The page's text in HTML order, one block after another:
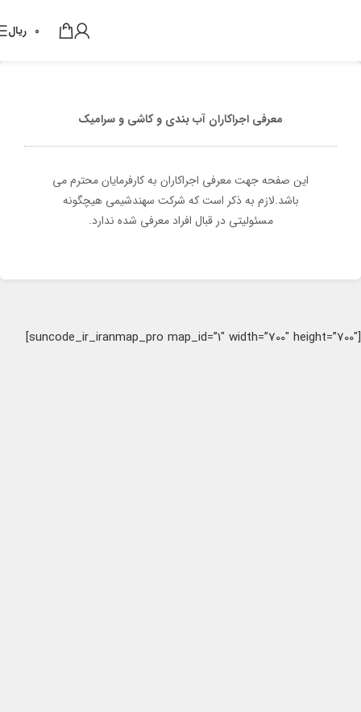
0 ریال
معرفی اجراکاران آب بندی و کاشی و سرامیک
این صفحه جهت معرفی اجراکاران به کارفرمایان محترم می
باشد.لازم به ذکر است که شرکت سهندشیمی هیچگونه
مسئولیتی در قبال افراد معرفی شده ندارد.
[suncode_ir_iranmap_pro map_id=”1″ width=”700″ height=”700″]